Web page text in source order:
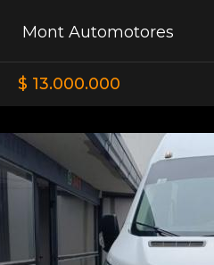
Mont Automotores
$ 13.000.000